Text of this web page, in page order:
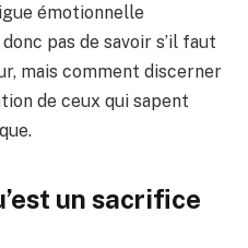
émotionnelle
pas de savoir s’il faut
mais comment discerner
de ceux qui sapent
un sacrifice